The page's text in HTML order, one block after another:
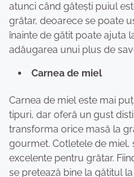
atunci când gătești puiul
grătar, deoarece se poate
înainte de gătit poate ajuta
adăugarea unui plus de
Carnea de miel
Carnea de miel este mai
tipuri, dar oferă un gust
transforma orice masă la
gourmet. Cotletele de miel,
excelente pentru grătar.
se pretează bine la gătitul